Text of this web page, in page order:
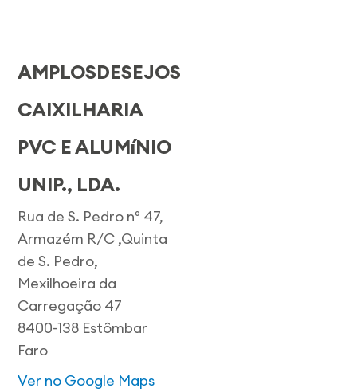
AMPLOSDESEJOS
CAIXILHARIA
PVC E ALUMíNIO
UNIP., LDA.
Rua de S. Pedro nº 47,
Armazém R/C ,Quinta
de S. Pedro,
Mexilhoeira da
Carregação 47
8400-138 Estômbar
Faro
Ver no Google Maps